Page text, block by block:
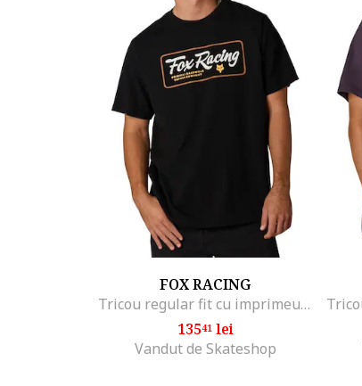
FOX RACING
Tricou regular fit cu imprimeu logo
13541lei
Vandut de Skateshop